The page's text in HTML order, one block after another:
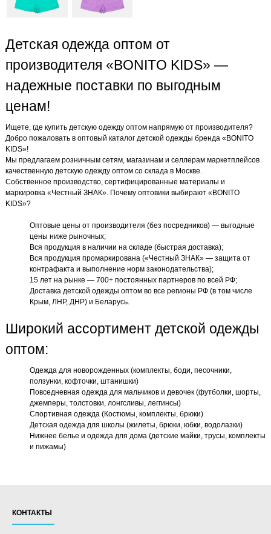
Детская одежда оптом от
производителя «BONITO KIDS» —
надежные поставки по выгодным
ценам!
Ищете, где купить детскую одежду оптом напрямую от производителя?
Добро пожаловать в оптовый каталог детской одежды бренда «BONITO
KIDS»!
Мы предлагаем розничным сетям, магазинам и селлерам маркетплейсов
качественную детскую одежду оптом со склада в Москве.
Собственное производство, сертифицированные материалы и
маркировка «Честный ЗНАК». Почему оптовики выбирают «BONITO
KIDS»?
Оптовые цены от производителя (без посредников) — выгодные
цены ниже рыночных;
Вся продукция в наличии на складе (быстрая доставка);
Вся продукция промаркирована («Честный ЗНАК» — защита от
контрафакта и выполнение норм законодательства);
15 лет на рынке — 700+ постоянных партнеров по всей РФ;
Доставка детской одежды оптом во все регионы РФ (в том числе
Крым, ЛНР, ДНР) и Беларусь.
Широкий ассортимент детской одежды
оптом:
Одежда для новорожденных (комплекты, боди, песочники,
ползунки, кофточки, штанишки)
Повседневная одежда для мальчиков и девочек (футболки, шорты,
джемперы, толстовки, лонгсливы, леггинсы)
Спортивная одежда (Костюмы, комплекты, брюки)
Детская одежда для школы (жилеты, брюки, юбки, водолазки)
Нижнее белье и одежда для дома (детские майки, трусы, комплекты
и пижамы)
КОНТАКТЫ